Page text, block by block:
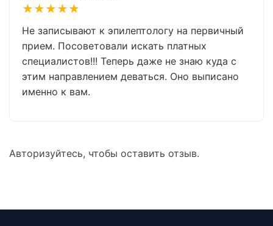
★★★★★
Не записывают к эпилептологу на первичный
прием. Посоветовали искать платных
специалистов!!! Теперь даже не знаю куда с
этим направлением деваться. Оно выписано
именно к вам.
Авторизуйтесь, чтобы оставить отзыв.